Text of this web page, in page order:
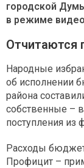
городской
в режиме
Отчитаются
Народные
об исполнении
района
собственные –
поступления из
Расходы
Профицит –